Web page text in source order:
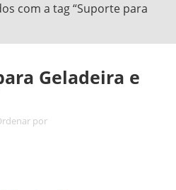
com a tag “Suporte para
Geladeira e